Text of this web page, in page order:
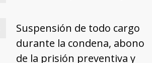
Suspensión de todo cargo
durante la condena, abono
de la prisión preventiva y